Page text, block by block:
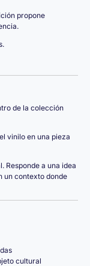
propone
de la colección
vinilo en una pieza
Responde a una idea
un contexto donde
cultural